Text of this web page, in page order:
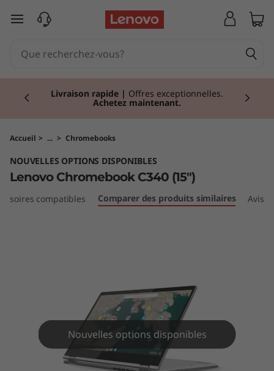
o
C
h
passer au contenu principal
Livraison rapide | Offres exceptionnelles.
Achetez maintenant.
Accueil > ... > Chromebooks
NOUVELLES OPTIONS DISPONIBLES
Lenovo Chromebook C340 (15")
compatibles Comparer des produits similaires Avis
Nouvelles options disponibles